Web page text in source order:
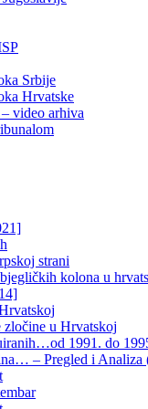
Srbije
Hrvatske
video arhiva
strani
kolona u
zločine u Hrvatskoj
1991. do
– Pregled i Analiza